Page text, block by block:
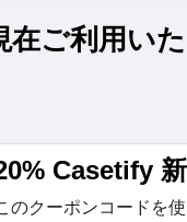
ご利用い
Casetify
のクーポンコードを